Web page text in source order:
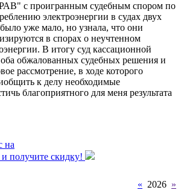
с проигранным судебным спором по
электроэнергии в судах двух
уже мало, но узнала, что они
в спорах о неучтенном
В итогу суд кассационной
обжалованных судебных решения и
рассмотрение, в ходе которого
к делу необходимые
благоприятного для меня результата
на
получите скидку!
« 2026 »